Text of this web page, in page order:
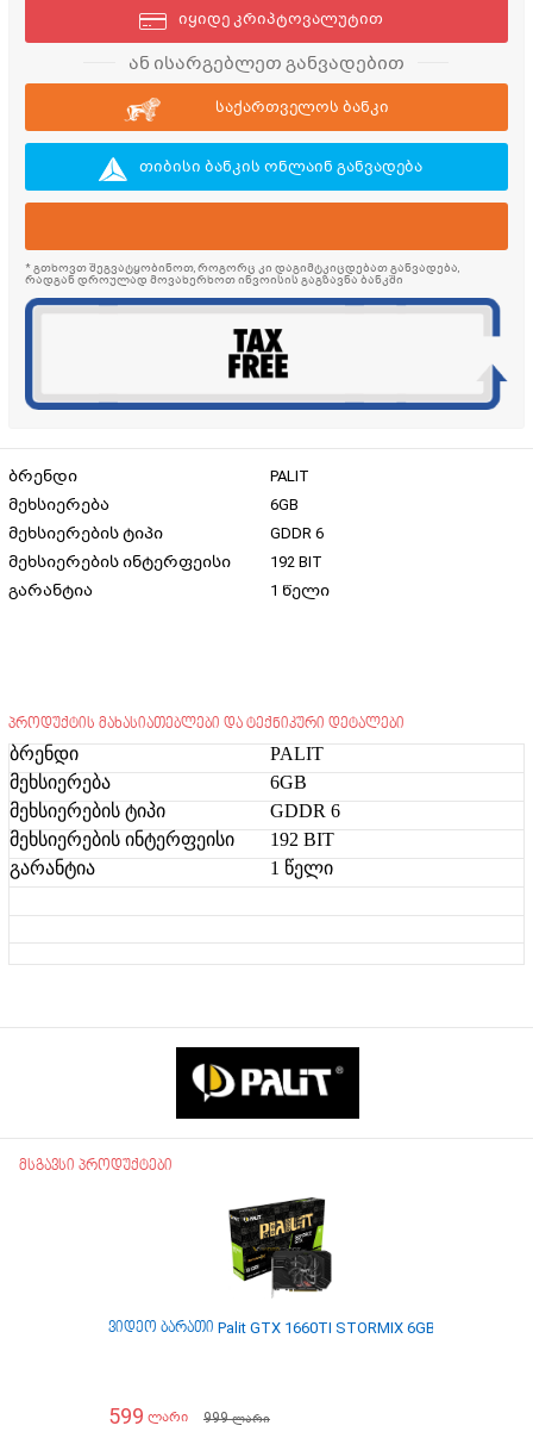
იყიდე კრიპტოვალუტით
ან ისარგებლეთ განვადებით
საქართველოს ბანკი
თიბისი ბანკის ონლაინ განვადება
* გთხოვთ შეგვატყობინოთ, როგორც კი დაგიმტკიცდებათ განვადება,
რადგან დროულად მოვახერხოთ ინვოისის გაგზავნა ბანკში
ბრენდი
PALIT
მეხსიერება
6GB
მეხსიერების ტიპი
GDDR 6
მეხსიერების ინტერფეისი
192 BIT
გარანტია
1 წელი
პროდუქტის მახასიათებლები და ტექნიკური დეტალები
ბრენდი
PALIT
მეხსიერება
6GB
მეხსიერების ტიპი
GDDR 6
მეხსიერების ინტერფეისი
192 BIT
გარანტია
1 წელი
მსგავსი პროდუქტები
ვიდეო ბარათი Palit GTX 1660TI STORMIX 6GB
599 ლარი 999ლარი